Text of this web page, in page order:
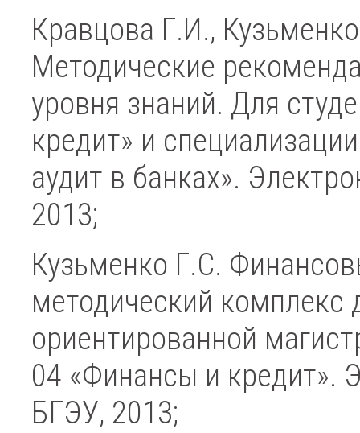
Кравцова Г.И.,
Методические
уровня знаний. Для
кредит» и
аудит в банках».
2013;
Кузьменко Г.С.
методический комплекс
ориентированной
04 «Финансы и кредит».
БГЭУ, 2013;